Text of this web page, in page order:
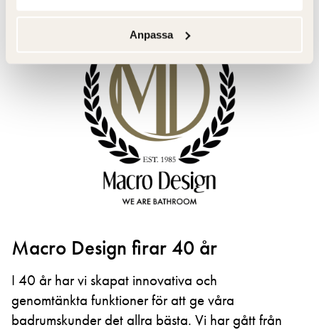
Anpassa
Macro Design firar 40 år
I 40 år har vi skapat innovativa och
genomtänkta funktioner för att ge våra
badrumskunder det allra bästa. Vi har gått från